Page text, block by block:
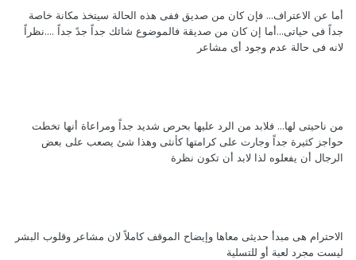
أما عن الاعتراف... فإن كان من صديق ففى هذه الحالة سيتخذ مكانة خاصة
جداً فى حياتى...أما إن كان من صديقة فالموضوع شائك جداً جدً جداً ....نظراً
لانه فى حالة عدم وجود أى مشاعر
من ناحيتى لها... فلابد من الرد عليها بحرص شديد جداً ومراعاة أنها تخطت
حواجز كثيرة جداً وجارت على كرامتها كأنثى وهذا شئ يصعب على بعض
الرجال أن يفعلوه لذا لابد أن تكون نظرة
الاحترام هى مبدأ حديثى معاها وإيضاح الموقف كاملاً لان مشاعر وقلوب البشر
ليست مجرد لعبة أو للتسلية